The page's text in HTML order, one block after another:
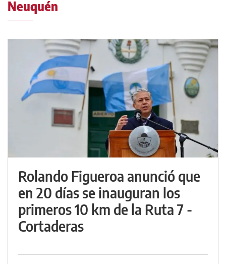
Neuquén
Rolando Figueroa anunció que
en 20 días se inauguran los
primeros 10 km de la Ruta 7 -
Cortaderas